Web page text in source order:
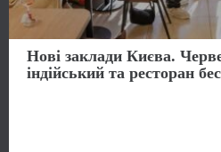
Нові заклади Києва.
індійський та ресторан